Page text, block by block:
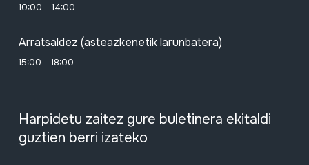
10:00 - 14:00
Arratsaldez (asteazkenetik larunbatera)
15:00 - 18:00
Harpidetu zaitez gure buletinera ekitaldi
guztien berri izateko